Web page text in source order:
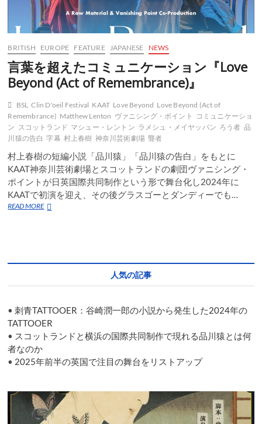
BRITISH EUROPE FEATURE JAPANESE NEWS
言葉を超えたコミュニケーション『Love
Beyond (Act of Remembrance)』
BSL Clin D'oeil Festival KAAT Love Beyond Love Beyond (Act of
Remembrance) Matthew Lenton ヴァニシング・ポイント
コミュニケーショ
ン スコットランド マシュー・レントン ラメシュ・メイヤッパン ろう者 品
川猿の告白 字幕 村上春樹 神奈川芸術劇場 聾者
村上春樹の短編小説「品川猿」「品川猿の告白」をもとに
KAAT神奈川芸術劇場とスコットランドの劇団ヴァニシング・
ポイントが日英国際共同制作という形で舞台化し2024年に
KAATで初演を迎え、その後グラスゴーとダンディーでも…
READ MORE言
ュ
ケ
ー
シ
ョ
『Love
of
Remembrance)』
人気の記事
•刺青TATTOOER：谷崎潤一郎の小説から発生した2024年の
TATTOOER
• スコットランドと横浜の国際共同制作で現れる品川猿とは何
者なのか
• 2025年前半の英国で注目の舞台をリストアップ